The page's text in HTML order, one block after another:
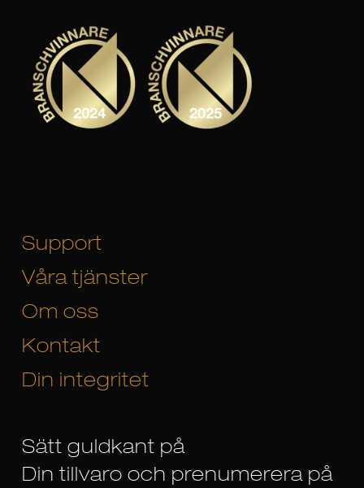
Support
Våra tjänster
Om oss
Kontakt
Din integritet
Sätt guldkant på
Din tillvaro och prenumerera på